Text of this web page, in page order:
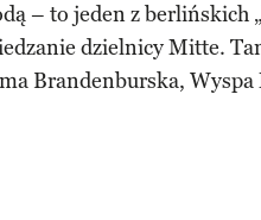
– to jeden z berlińskich
dzielnicy Mitte.
Brandenburska, Wyspa